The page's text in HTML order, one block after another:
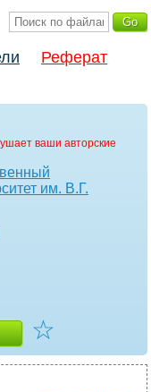
Реферат
ваши авторские
им. В.Г.
☆